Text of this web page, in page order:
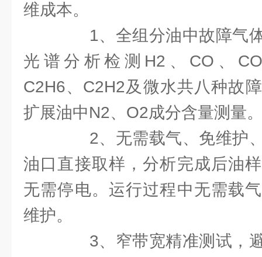
维成本。
1、全组分油中故障气体
光谱分析检测H2、CO、
C2H6、C2H2及微水共八种故
扩展油中N2、O2成分含量测量
2、无需载气、免维护、
油口直接取样，分析完成后油
无需停电。运行过程中无需载
维护。
3、窄带宽精准测试，避